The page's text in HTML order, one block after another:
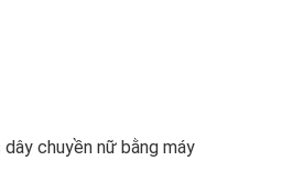
chuyền nữ bằng máy